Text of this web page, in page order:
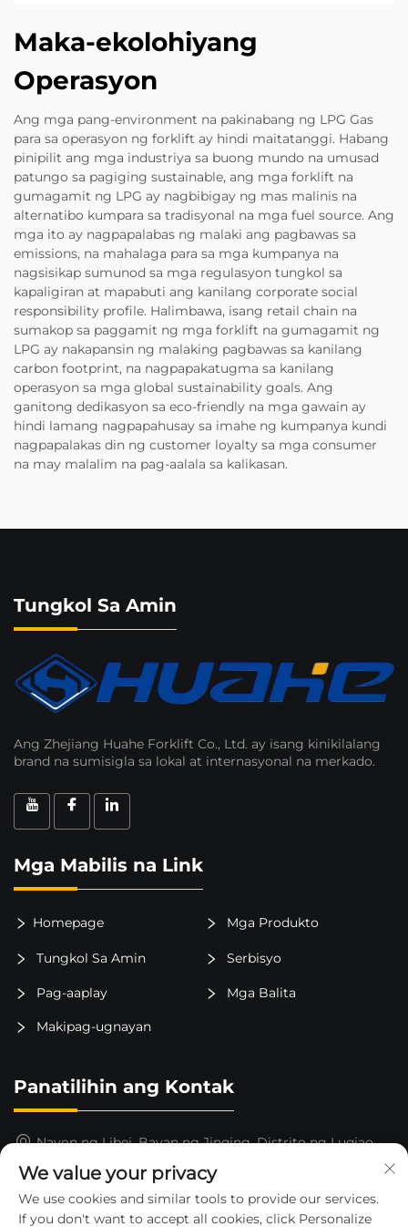
Maka-ekolohiyang
Operasyon
Ang mga pang-environment na pakinabang ng LPG Gas
para sa operasyon ng forklift ay hindi maitatanggi. Habang
pinipilit ang mga industriya sa buong mundo na umusad
patungo sa pagiging sustainable, ang mga forklift na
gumagamit ng LPG ay nagbibigay ng mas malinis na
alternatibo kumpara sa tradisyonal na mga fuel source. Ang
mga ito ay nagpapalabas ng malaki ang pagbawas sa
emissions, na mahalaga para sa mga kumpanya na
nagsisikap sumunod sa mga regulasyon tungkol sa
kapaligiran at mapabuti ang kanilang corporate social
responsibility profile. Halimbawa, isang retail chain na
sumakop sa paggamit ng mga forklift na gumagamit ng
LPG ay nakapansin ng malaking pagbawas sa kanilang
carbon footprint, na nagpapakatugma sa kanilang
operasyon sa mga global sustainability goals. Ang
ganitong dedikasyon sa eco-friendly na mga gawain ay
hindi lamang nagpapahusay sa imahe ng kumpanya kundi
nagpapalakas din ng customer loyalty sa mga consumer
na may malalim na pag-aalala sa kalikasan.
Tungkol Sa Amin
Ang Zhejiang Huahe Forklift Co., Ltd. ay isang kinikilalang
brand na sumisigla sa lokal at internasyonal na merkado.
Mga Mabilis na Link
Homepage Mga Produkto
Tungkol Sa Amin Serbisyo
Pag-aaplay Mga Balita
Makipag-ugnayan
Panatilihin ang Kontak
Nayon ng Libei, Bayan ng Jinqing, Distrito ng Luqiao,
15325652000
We value your privacy
We use cookies and similar tools to provide our services.
If you don't want to accept all cookies, click Personalize